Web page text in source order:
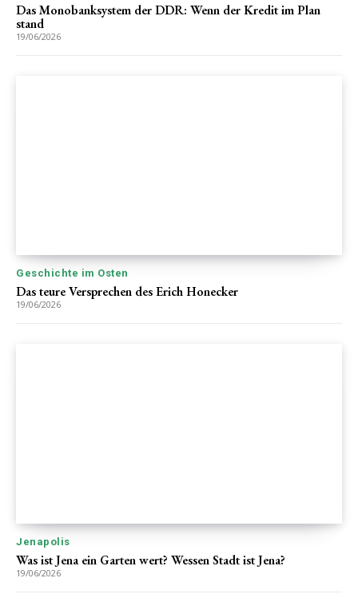
Das Monobanksystem der DDR: Wenn der Kredit im Plan
stand
19/06/2026
Geschichte im Osten
Das teure Versprechen des Erich Honecker
19/06/2026
Jenapolis
Was ist Jena ein Garten wert? Wessen Stadt ist Jena?
19/06/2026